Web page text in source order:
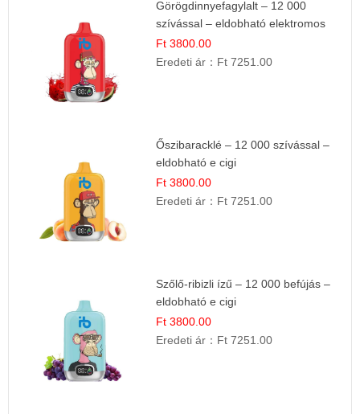
Görögdinnyefagylalt – 12 000
szívással – eldobható elektromos
cigi
Ft 3800.00
Eredeti ár： Ft 7251.00
Őszibaracklé – 12 000 szívással –
eldobható e cigi
Ft 3800.00
Eredeti ár： Ft 7251.00
Szőlő-ribizli ízű – 12 000 befújás –
eldobható e cigi
Ft 3800.00
Eredeti ár： Ft 7251.00